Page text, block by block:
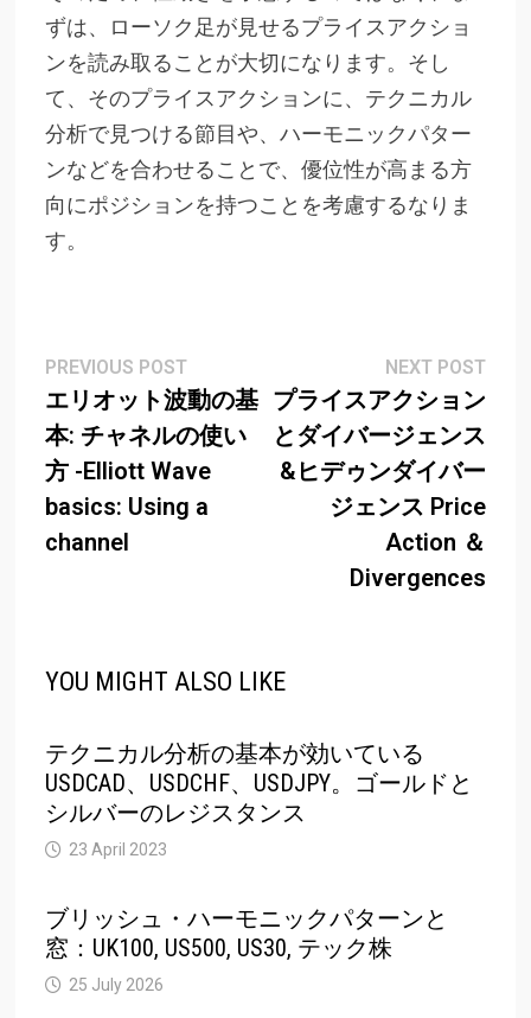
ずは、ローソク足が見せるプライスアクショ
ンを読み取ることが大切になります。そし
て、そのプライスアクションに、テクニカル
分析で見つける節目や、ハーモニックパター
ンなどを合わせることで、優位性が高まる方
向にポジションを持つことを考慮するなりま
す。
Post
navigation
PREVIOUS POSTPrevious
post:
エリオット波動の基
本: チャネルの使い
方 -Elliott Wave
basics: Using a
channel
NEXT POSTNext
プライスアクション
とダイバージェンス
&ヒデゥンダイバー
ジェンス Price
Action ＆
Divergences
YOU MIGHT ALSO LIKE
テクニカル分析の基本が効いている
USDCAD、USDCHF、USDJPY。ゴールドと
シルバーのレジスタンス
23 April 2023
ブリッシュ・ハーモニックパターンと
窓：UK100, US500, US30, テック株
25 July 2026